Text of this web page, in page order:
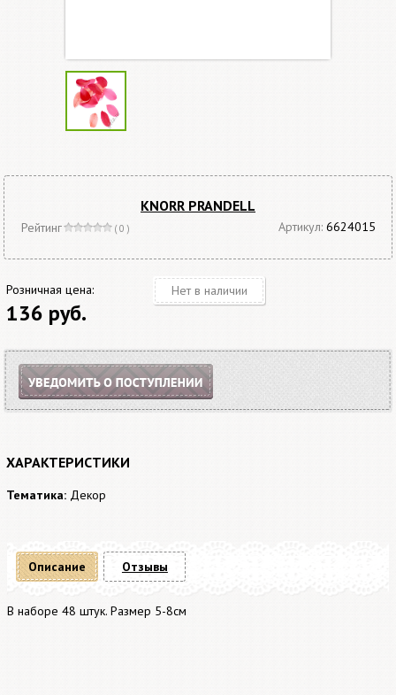
KNORR PRANDELL
Рейтинг ( 0 ) Артикул: 6624015
Розничная цена:
136 руб.
Нет в наличии
ХАРАКТЕРИСТИКИ
Тематика: Декор
Описание
В наборе 48 штук. Размер 5-8см
Отзывы